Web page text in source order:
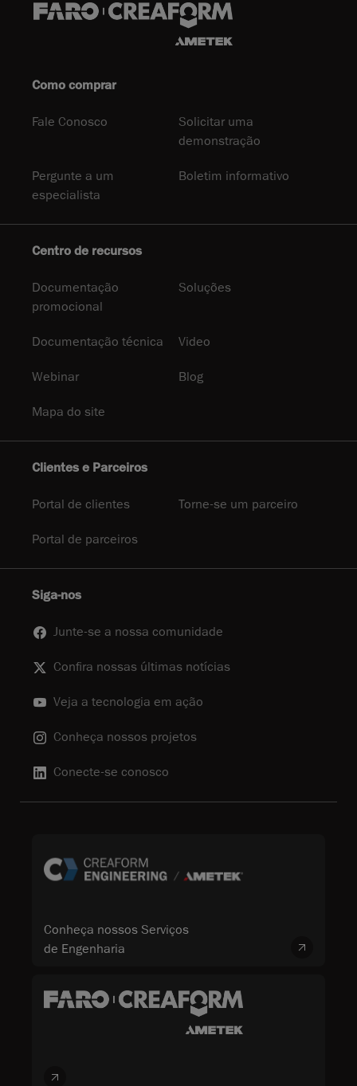
Como comprar
Fale Conosco
Solicitar uma
demonstração
Pergunte a um
especialista
Boletim informativo
Centro de recursos
Documentação
promocional
Soluções
Documentação técnica Video
Webinar Blog
Mapa do site
Clientes e Parceiros
Portal de clientes Torne-se um parceiro
Portal de parceiros
Siga-nos
Junte-se a nossa comunidade
Confira nossas últimas notícias
Veja a tecnologia em ação
Conheça nossos projetos
Conecte-se conosco
Conheça nossos Serviços
de Engenharia